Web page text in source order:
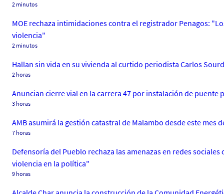
2 minutos
MOE rechaza intimidaciones contra el registrador Penagos:
violencia"
2 minutos
Hallan sin vida en su vivienda al curtido periodista Carlos
2 horas
Anuncian cierre vial en la carrera 47 por instalación de puente
3 horas
AMB asumirá la gestión catastral de Malambo desde este mes
7 horas
Defensoría del Pueblo rechaza las amenazas en redes
violencia en la política"
9 horas